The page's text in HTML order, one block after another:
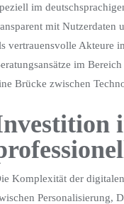
im
mit Nutzerdaten
vertrauensvolle Akteure
im
Brücke zwischen
Komplexität der
Personalisierung,